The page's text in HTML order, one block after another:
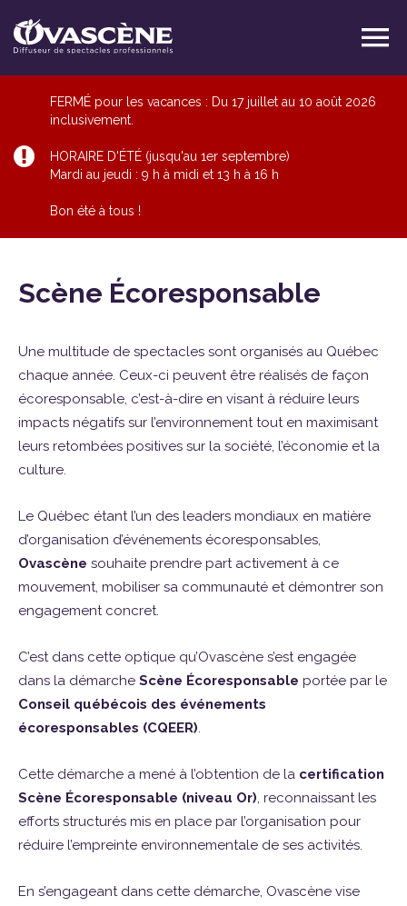
FERMÉ pour les vacances : Du 17 juillet au 10 août 2026
inclusivement.
HORAIRE D'ÉTÉ (jusqu'au 1er septembre)
Mardi au jeudi : 9 h à midi et 13 h à 16 h
Bon été à tous !
Scène Écoresponsable
Une multitude de spectacles sont organisés au Québec
chaque année. Ceux-ci peuvent être réalisés de façon
écoresponsable, c’est-à-dire en visant à réduire leurs
impacts négatifs sur l’environnement tout en maximisant
leurs retombées positives sur la société, l’économie et la
culture.
Le Québec étant l’un des leaders mondiaux en matière
d’organisation d’événements écoresponsables,
Ovascène souhaite prendre part activement à ce
mouvement, mobiliser sa communauté et démontrer son
engagement concret.
C’est dans cette optique qu’Ovascène s’est engagée
dans la démarche Scène Écoresponsable portée par le
Conseil québécois des événements
écoresponsables (CQEER).
Cette démarche a mené à l’obtention de la certification
Scène Écoresponsable (niveau Or), reconnaissant les
efforts structurés mis en place par l’organisation pour
réduire l’empreinte environnementale de ses activités.
En s’engageant dans cette démarche, Ovascène vise